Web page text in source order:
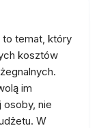
to temat, który
kosztów
im
nie
W